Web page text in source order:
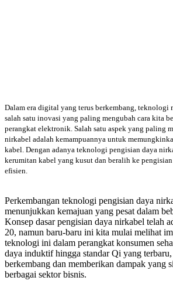
Dalam era digital yang terus berkembang, teknologi
salah satu inovasi yang paling mengubah cara kita
perangkat elektronik. Salah satu aspek yang paling
nirkabel adalah kemampuannya untuk
kabel. Dengan adanya teknologi pengisian daya
kerumitan kabel yang kusut dan beralih ke
efisien.
Perkembangan teknologi pengisian daya
menunjukkan kemajuan yang pesat dalam
Konsep dasar pengisian daya nirkabel telah
20, namun baru-baru ini kita mulai melihat
teknologi ini dalam perangkat konsumen
daya induktif hingga standar Qi yang
berkembang dan memberikan dampak yang
berbagai sektor bisnis.